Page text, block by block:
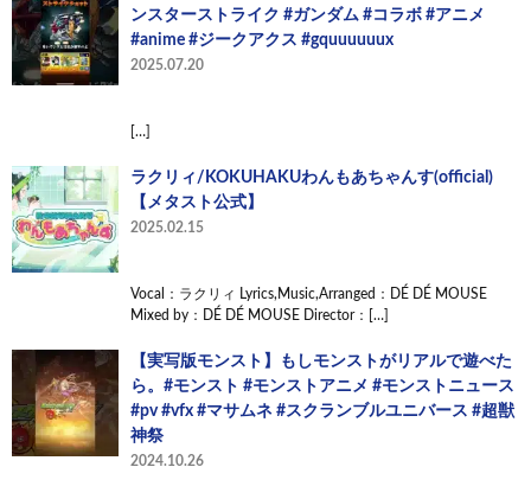
ンスターストライク #ガンダム #コラボ #アニメ
#anime #ジークアクス #gquuuuuux
2025.07.20
[…]
ラクリィ/KOKUHAKUわんもあちゃんす(official)
【メタスト公式】
2025.02.15
Vocal：ラクリィ Lyrics,Music,Arranged：DÉ DÉ MOUSE
Mixed by：DÉ DÉ MOUSE Director：[…]
【実写版モンスト】もしモンストがリアルで遊べた
ら。#モンスト #モンストアニメ #モンストニュース
#pv #vfx #マサムネ #スクランブルユニバース #超獣
神祭
2024.10.26